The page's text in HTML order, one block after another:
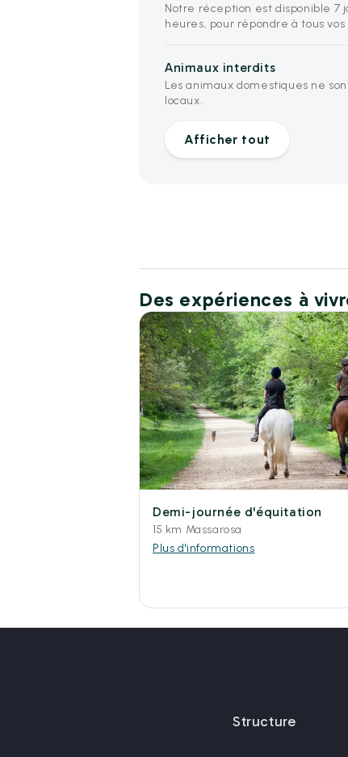
Notre réception est disponible 7
heures, pour répondre à tous vos
Animaux interdits
Les animaux domestiques ne
locaux.
Afficher tout
Des expériences à
Demi-journée d'équitation
15 km Massarosa
Plus d'informations
Structure